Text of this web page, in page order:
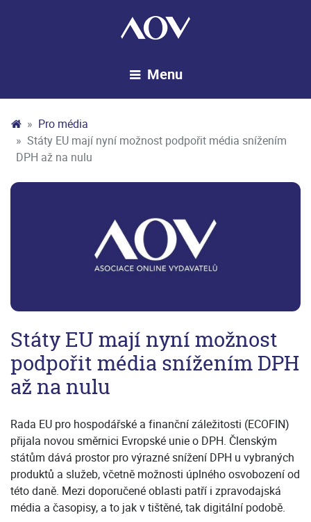
Pro média
Státy EU mají nyní možnost podpořit média snížením
DPH až na nulu
Státy EU mají nyní možnost
podpořit média snížením DPH
až na nulu
Rada EU pro hospodářské a finanční záležitosti (ECOFIN)
přijala novou směrnici Evropské unie o DPH. Členským
státům dává prostor pro výrazné snížení DPH u vybraných
produktů a služeb, včetně možnosti úplného osvobození od
této daně. Mezi doporučené oblasti patří i zpravodajská
média a časopisy, a to jak v tištěné, tak digitální podobě.